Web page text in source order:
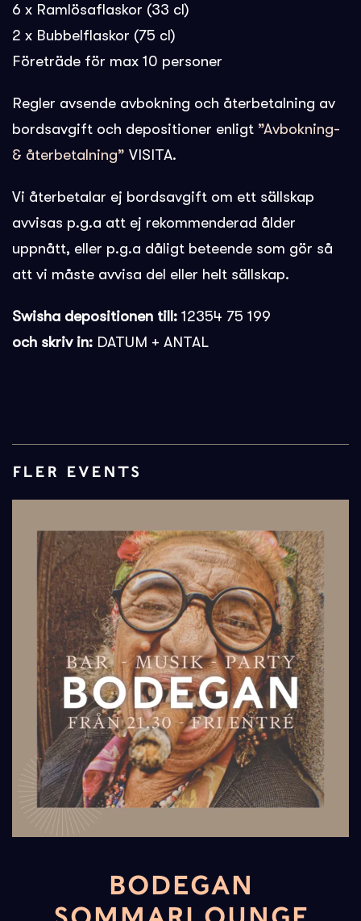
6 x Ramlösaflaskor (33 cl)
2 x Bubbelflaskor (75 cl)
Företräde för max 10 personer
Regler avsende avbokning och återbetalning av
bordsavgift och depositioner enligt ”Avbokning-
& återbetalning” VISITA.
Vi återbetalar ej bordsavgift om ett sällskap
avvisas p.g.a att ej rekommenderad ålder
uppnått, eller p.g.a dåligt beteende som gör så
att vi måste avvisa del eller helt sällskap.
Swisha depositionen till: 12354 75 199
och skriv in: DATUM + ANTAL
FLER EVENTS
BODEGAN